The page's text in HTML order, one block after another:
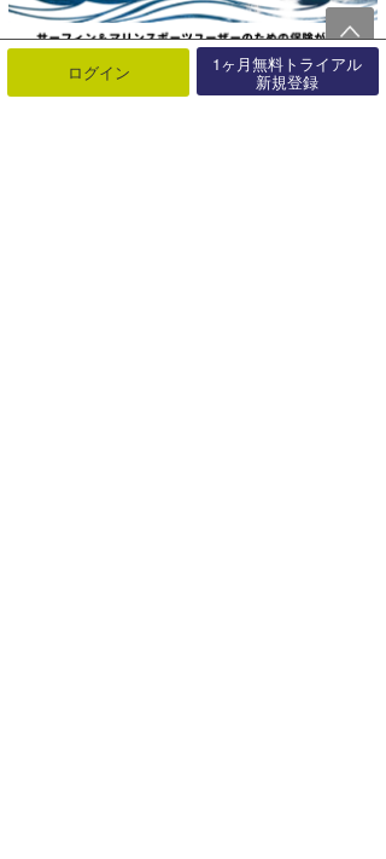
ログイン 1ヶ月無料トライアル
新規登録